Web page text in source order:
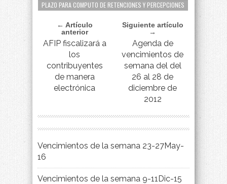
PLAZO PARA COMPUTO DE RETENCIONES Y PERCEPCIONES
← Artículo
anterior
AFIP fiscalizará a
los
contribuyentes
de manera
electrónica
Siguiente artículo
→
Agenda de
vencimientos de
semana del del
26 al 28 de
diciembre de
2012
Vencimientos de la semana 23-27May-
16
Vencimientos de la semana 9-11Dic-15